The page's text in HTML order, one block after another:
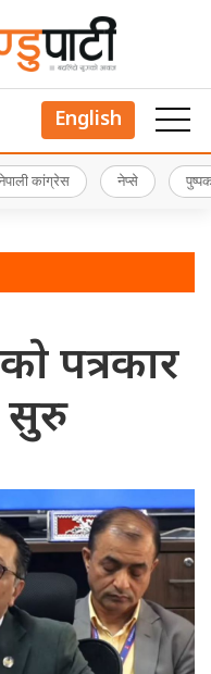
English
कांग्रेस नेप्से
पत्रकार
सुरु